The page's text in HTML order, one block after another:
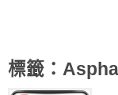
標籤：